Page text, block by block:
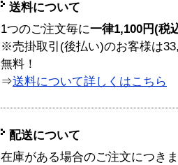
送料について
1つのご注文毎に一律1,100円(税
※売掛取引(後払い)のお客様は
無料！
⇒送料について詳しくはこちら
配送について
在庫がある場合のご注文につき